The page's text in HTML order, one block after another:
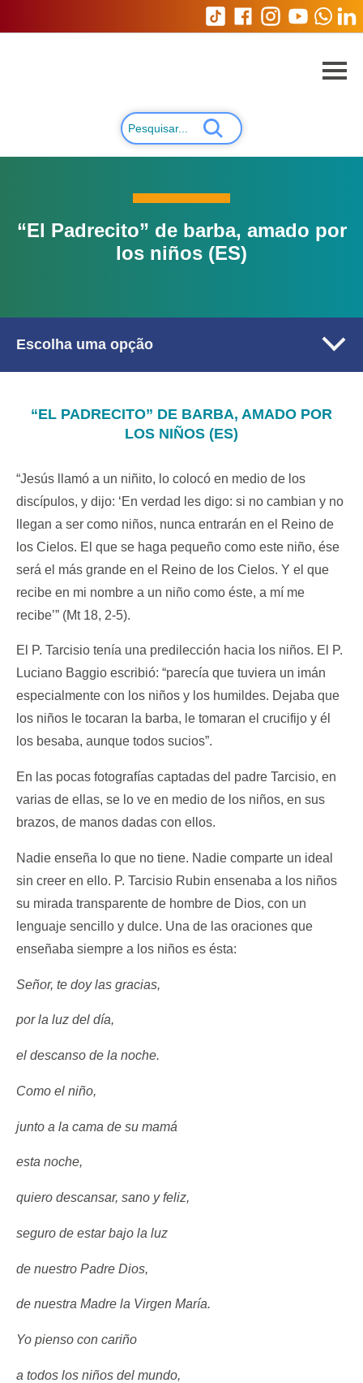
“El Padrecito” de barba, amado por
los niños (ES)
Escolha uma opção
“EL PADRECITO” DE BARBA, AMADO POR
LOS NIÑOS (ES)
“Jesús llamó a un niñito, lo colocó en medio de los
discípulos, y dijo: ‘En verdad les digo: si no cambian y no
llegan a ser como niños, nunca entrarán en el Reino de
los Cielos. El que se haga pequeño como este niño, ése
será el más grande en el Reino de los Cielos. Y el que
recibe en mi nombre a un niño como éste, a mí me
recibe’” (Mt 18, 2-5).
El P. Tarcisio tenía una predilección hacia los niños. El P.
Luciano Baggio escribió: “parecía que tuviera un imán
especialmente con los niños y los humildes. Dejaba que
los niños le tocaran la barba, le tomaran el crucifijo y él
los besaba, aunque todos sucios”.
En las pocas fotografías captadas del padre Tarcisio, en
varias de ellas, se lo ve en medio de los niños, en sus
brazos, de manos dadas con ellos.
Nadie enseña lo que no tiene. Nadie comparte un ideal
sin creer en ello. P. Tarcisio Rubin ensenaba a los niños
su mirada transparente de hombre de Dios, con un
lenguaje sencillo y dulce. Una de las oraciones que
enseñaba siempre a los niños es ésta:
Señor, te doy las gracias,
por la luz del día,
el descanso de la noche.
Como el niño,
junto a la cama de su mamá
esta noche,
quiero descansar, sano y feliz,
seguro de estar bajo la luz
de nuestro Padre Dios,
de nuestra Madre la Virgen María.
Yo pienso con cariño
a todos los niños del mundo,